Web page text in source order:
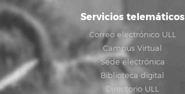
Servicios telemáticos
Correo electrónico ULL
Campus Virtual
Sede electrónica
Biblioteca digital
Directorio ULL